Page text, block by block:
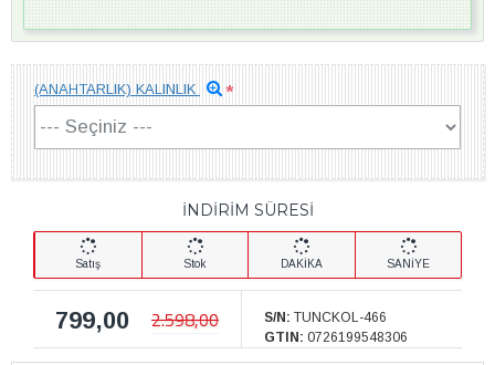
İNDİRİM SÜRESİ
Satış Stok DAKİKA SANİYE
799,00 2.598,00 S/N: TUNCKOL-466
GTIN: 0726199548306
(ANAHTARLIK) KALINLIK